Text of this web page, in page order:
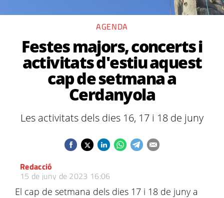
AGENDA
Festes majors, concerts i
activitats d'estiu aquest
cap de setmana a
Cerdanyola
Les activitats dels dies 16, 17 i 18 de juny
Redacció
15 de juny de 2023 16:06
El cap de setmana dels dies 17 i 18 de juny a